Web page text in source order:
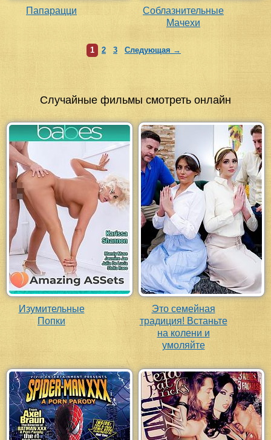
Папарацци
Соблазнительные
Мачехи
1 2 3 Следующая →
Случайные фильмы смотреть онлайн
Изумительные
Попки
Это семейная
традиция! Встаньте
на колени и
умоляйте